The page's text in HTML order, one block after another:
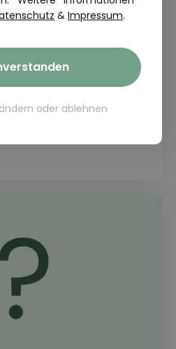
& Impressum.
oder ablehnen